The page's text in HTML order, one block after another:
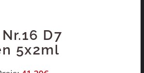
D7
5x2ml